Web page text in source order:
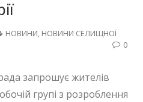
НОВИНИ, НОВИНИ СЕЛИЩНОЇ
0
запрошує жителів
групі з розроблення